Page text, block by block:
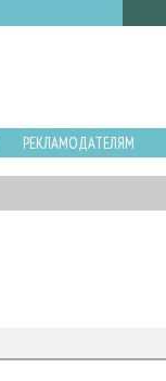
РЕКЛАМОДАТЕЛЯМ